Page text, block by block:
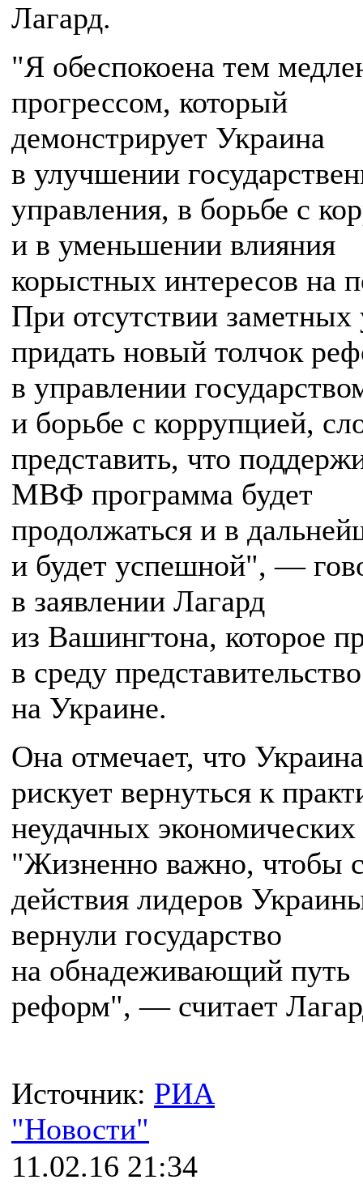
Лагард.
"Я обеспокоена тем
прогрессом, который
демонстрирует Украина
в улучшении
управления, в борьбе с
и в уменьшении влияния
корыстных интересов на
При отсутствии заметных
придать новый толчок
в управлении
и борьбе с коррупцией,
представить, что
МВФ программа будет
продолжаться и в
и будет успешной", —
в заявлении Лагард
из Вашингтона, которое
в среду
на Украине.
Она отмечает, что Украина
рискует вернуться к
неудачных
"Жизненно важно, чтобы
действия лидеров
вернули государство
на обнадеживающий путь
реформ", — считает
Источник: РИА
"Новости"
11.02.16 21:34